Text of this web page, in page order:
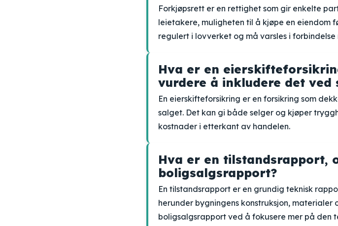
Forkjøpsrett er en rettighet som gir enkelte
leietakere, muligheten til å kjøpe en eiendom
regulert i lovverket og må varsles i forbindelse
Hva er en
vurdere å inkludere det ved
En eierskifteforsikring er en forsikring som
salget. Det kan gi både selger og kjøper
kostnader i etterkant av handelen.
Hva er en tilstandsrapport,
boligsalgsrapport?
En tilstandsrapport er en grundig teknisk
herunder bygningens konstruksjon, materialer
boligsalgsrapport ved å fokusere mer på den